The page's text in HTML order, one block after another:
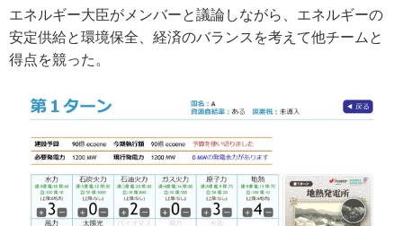
エネルギー大臣がメンバーと議論しながら、エネルギーの
安定供給と環境保全、経済のバランスを考えて他チームと
得点を競った。